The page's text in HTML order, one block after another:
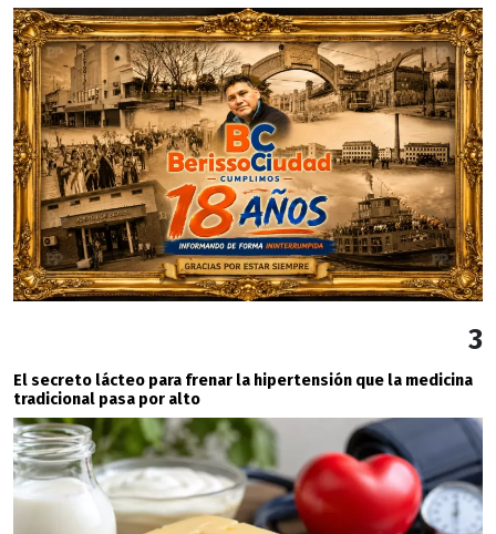
3
El secreto lácteo para frenar la hipertensión que la medicina
tradicional pasa por alto